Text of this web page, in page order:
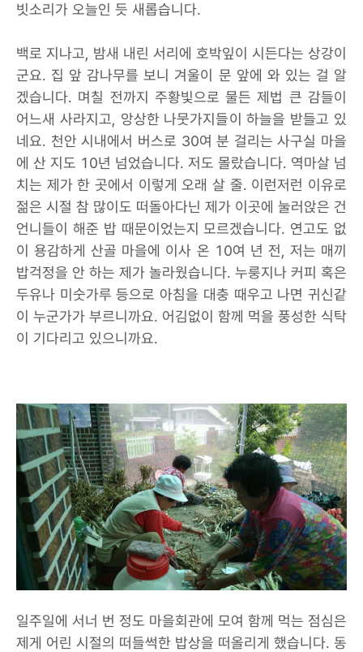
빗소리가 오늘인 듯 새롭습니다.
백로 지나고, 밤새 내린 서리에 호박잎이 시든다는 상강이
군요. 집 앞 감나무를 보니 겨울이 문 앞에 와 있는 걸 알
겠습니다. 며칠 전까지 주황빛으로 물든 제법 큰 감들이
어느새 사라지고, 앙상한 나뭇가지들이 하늘을 받들고 있
네요. 천안 시내에서 버스로 30여 분 걸리는 사구실 마을
에 산 지도 10년 넘었습니다. 저도 몰랐습니다. 역마살 넘
치는 제가 한 곳에서 이렇게 오래 살 줄. 이런저런 이유로
젊은 시절 참 많이도 떠돌아다닌 제가 이곳에 눌러앉은 건
언니들이 해준 밥 때문이었는지 모르겠습니다. 연고도 없
이 용감하게 산골 마을에 이사 온 10여 년 전, 저는 매끼
밥걱정을 안 하는 제가 놀라웠습니다. 누룽지나 커피 혹은
두유나 미숫가루 등으로 아침을 대충 때우고 나면 귀신같
이 누군가가 부르니까요. 어김없이 함께 먹을 풍성한 식탁
이 기다리고 있으니까요.
일주일에 서너 번 정도 마을회관에 모여 함께 먹는 점심은
제게 어린 시절의 떠들썩한 밥상을 떠올리게 했습니다. 동